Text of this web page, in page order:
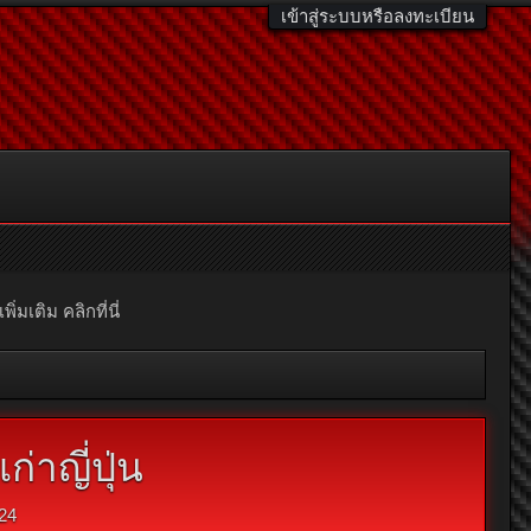
เข้าสู่ระบบหรือลงทะเบียน
พิ่มเติม คลิกที่นี่
ก่าญี่ปุ่น